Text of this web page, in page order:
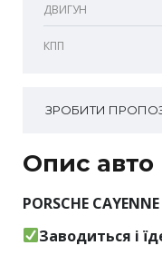
ДВИГУН
КПП
ЗРОБИТИ
Опис авто
PORSCHE
Заводиться і